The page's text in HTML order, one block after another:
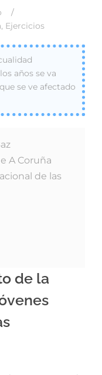
/
, Ejercicios
años se va
se ve afectado
A Coruña
de las
de la